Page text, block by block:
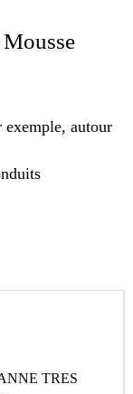
autour
TRES